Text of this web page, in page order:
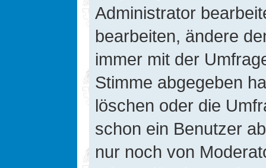
Administrator
bearbeiten, ändere
immer mit der
Stimme abgegeben
löschen oder die
schon ein Benutzer
nur noch von